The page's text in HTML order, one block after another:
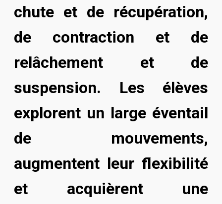
chute et de récupération,
de contraction et de
relâchement et de
suspension. Les élèves
explorent un large éventail
de mouvements,
augmentent leur flexibilité
et acquièrent une